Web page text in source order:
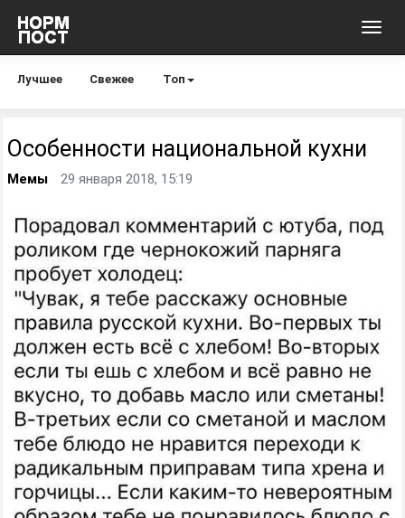
Лучшее Свежее Топ
Особенности национальной кухни
Мемы 29 января 2018, 15:19